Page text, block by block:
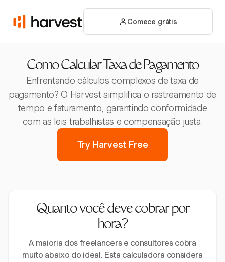
Comece grátis
Como Calcular Taxa de Pagamento
Enfrentando cálculos complexos de taxa de
pagamento? O Harvest simplifica o rastreamento de
tempo e faturamento, garantindo conformidade
com as leis trabalhistas e compensação justa.
Try Harvest Free
Quanto você deve cobrar por
hora?
A maioria dos freelancers e consultores cobra
muito abaixo do ideal. Esta calculadora considera